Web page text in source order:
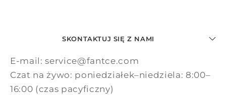
SKONTAKTUJ SIĘ Z NAMI
E-mail: service@fantce.com
Czat na żywo: poniedziałek–niedziela: 8:00–
16:00 (czas pacyficzny)